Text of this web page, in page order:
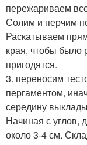
пережариваем
Солим и перчим
Раскатываем
края, чтобы было
пригодятся.
3. переносим
пергаментом,
середину
Начиная с углов,
около 3-4 см.